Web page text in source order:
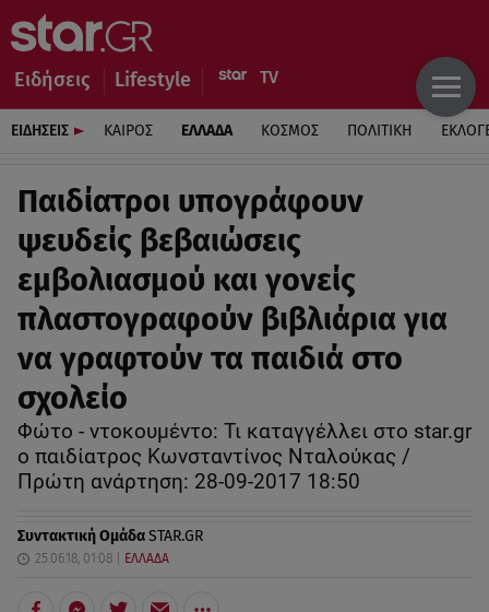
Ειδήσεις Lifestyle
ΕΙΔΗΣΕΙΣ ΚΑΙΡΟΣ ΕΛΛΑΔΑ ΚΟΣΜΟΣ ΠΟΛΙΤΙΚΗ
Παιδίατροι υπογράφουν
ψευδείς βεβαιώσεις
εμβολιασμού και γονείς
πλαστογραφούν βιβλιάρια για
να γραφτούν τα παιδιά στο
σχολείο
Φώτο - ντοκουμέντο: Τι καταγγέλλει στο star.gr
o παιδίατρος Κωνσταντίνος Νταλούκας /
Πρώτη ανάρτηση: 28-09-2017 18:50
Συντακτική ΟμάδαSTAR.GR
25.06.18, 01:08 ΕΛΛΑΔΑ